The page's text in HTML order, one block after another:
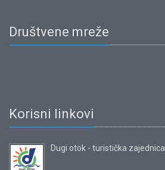
Društvene mreže
Korisni linkovi
Dugi otok - turistička zajednica